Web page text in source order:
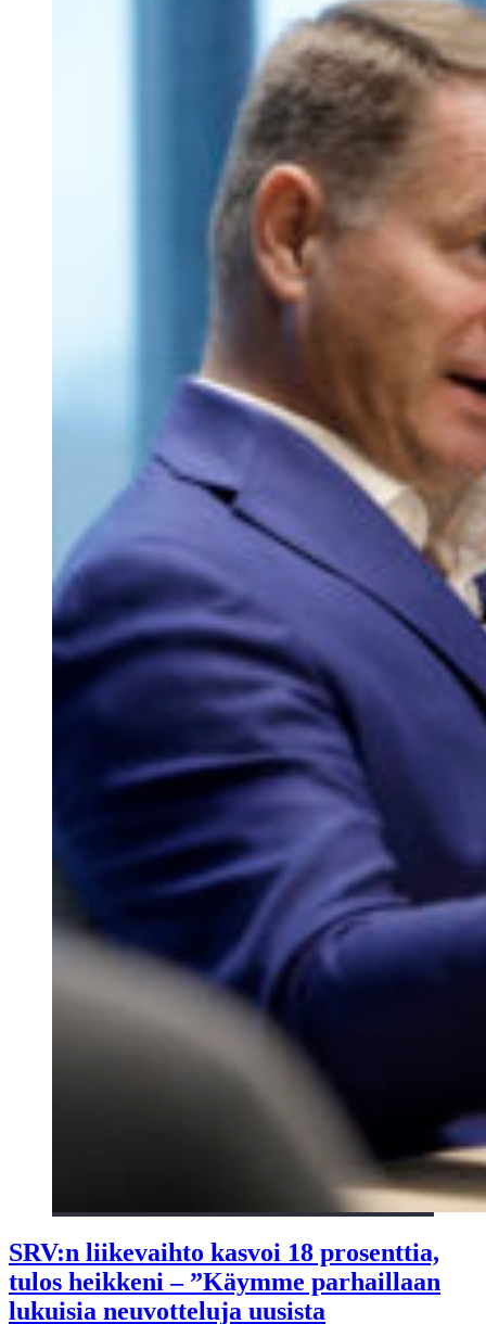
SRV:n liikevaihto kasvoi 18 prosenttia,
tulos heikkeni – ”Käymme parhaillaan
lukuisia neuvotteluja uusista